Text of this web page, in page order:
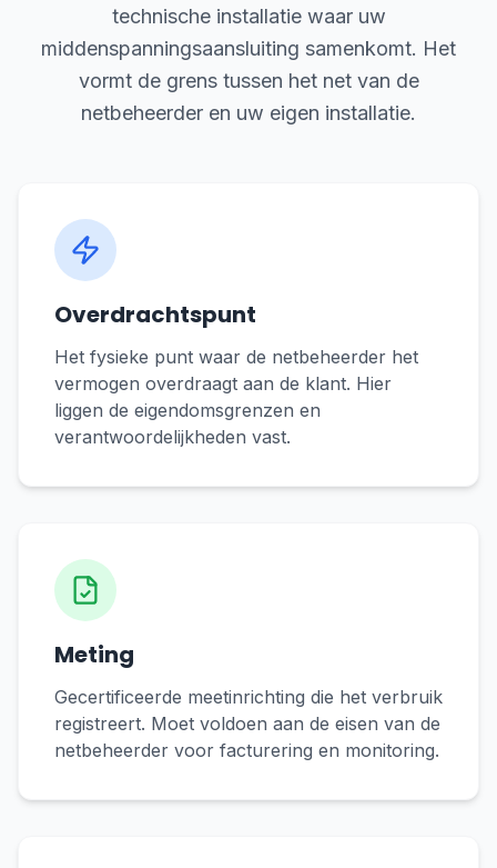
technische installatie waar uw
middenspanningsaansluiting samenkomt. Het
vormt de grens tussen het net van de
netbeheerder en uw eigen installatie.
Overdrachtspunt
Het fysieke punt waar de netbeheerder het
vermogen overdraagt aan de klant. Hier
liggen de eigendomsgrenzen en
verantwoordelijkheden vast.
Meting
Gecertificeerde meetinrichting die het verbruik
registreert. Moet voldoen aan de eisen van de
netbeheerder voor facturering en monitoring.